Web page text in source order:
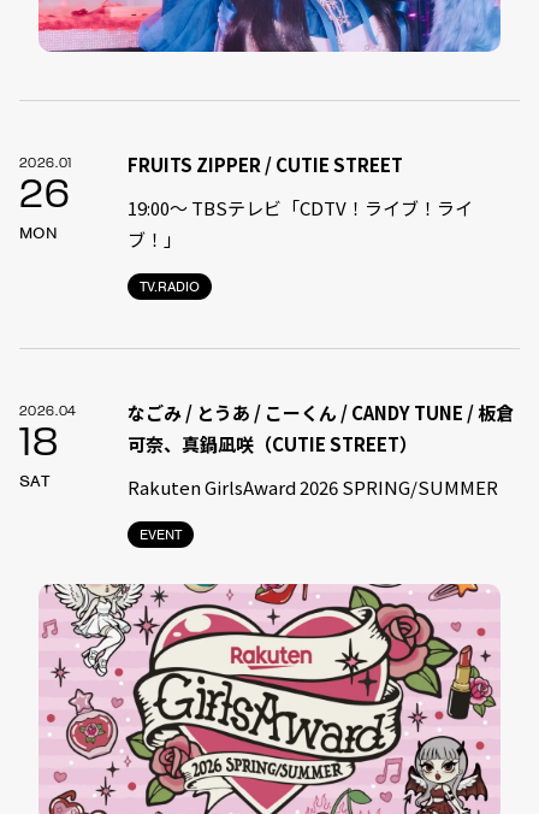
2026.01
26
MON
TV.RADIO
FRUITS ZIPPER / CUTIE STREET
19:00〜 TBSテレビ「CDTV！ライブ！ライ
ブ！」
2026.04
18
SAT
EVENT
なごみ / とうあ / こーくん / CANDY TUNE / 板倉
可奈、真鍋凪咲（CUTIE STREET）
Rakuten GirlsAward 2026 SPRING/SUMMER